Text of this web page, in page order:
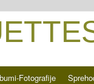
Fotografije